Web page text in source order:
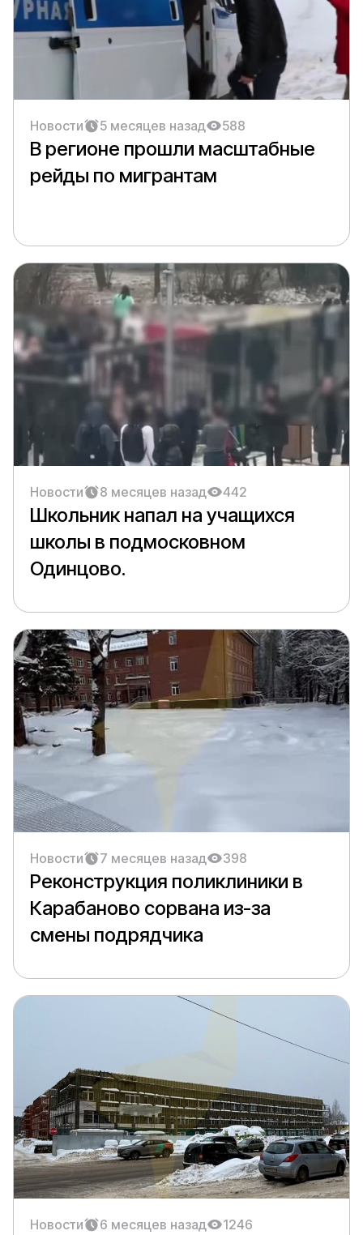
Новости 5 месяцев назад 588
В регионе прошли масштабные
рейды по мигрантам
Новости 8 месяцев назад 442
Школьник напал на учащихся
школы в подмосковном
Одинцово.
Новости 7 месяцев назад 398
Реконструкция поликлиники в
Карабаново сорвана из-за
смены подрядчика
Новости 6 месяцев назад 1246